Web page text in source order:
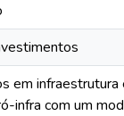
em infraestrutura
infra com um